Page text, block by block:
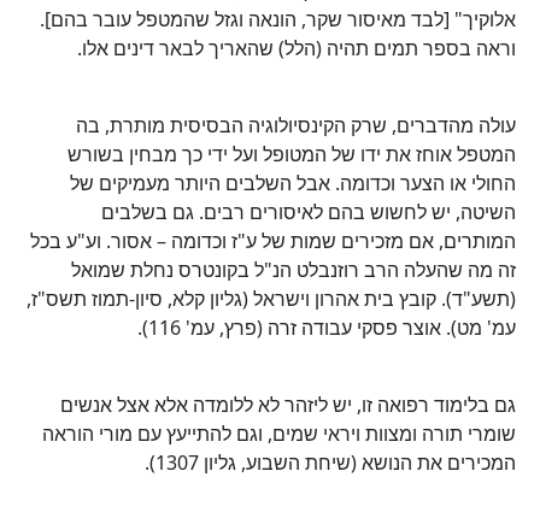
אלוקיך" [לבד מאיסור שקר, הונאה וגזל שהמטפל עובר בהם].
וראה בספר תמים תהיה (הלל) שהאריך לבאר דינים אלו.
עולה מהדברים, שרק הקינסיולוגיה הבסיסית מותרת, בה
המטפל אוחז את ידו של המטופל ועל ידי כך מבחין בשורש
החולי או הצער וכדומה. אבל השלבים היותר מעמיקים של
השיטה, יש לחשוש בהם לאיסורים רבים. גם בשלבים
המותרים, אם מזכירים שמות של ע"ז וכדומה – אסור. וע"ע בכל
זה מה שהעלה הרב רוזנבלט הנ"ל בקונטרס נחלת שמואל
(תשע"ד). קובץ בית אהרון וישראל (גליון קלא, סיון-תמוז תשס"ז,
עמ' מט). אוצר פסקי עבודה זרה (פרץ, עמ' 116).
גם בלימוד רפואה זו, יש ליזהר לא ללומדה אלא אצל אנשים
שומרי תורה ומצוות ויראי שמים, וגם להתייעץ עם מורי הוראה
המכירים את הנושא (שיחת השבוע, גליון 1307).